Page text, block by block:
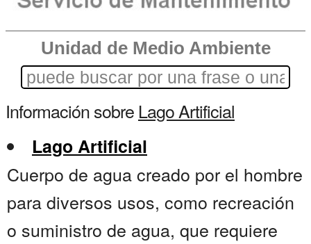
Unidad de Medio Ambiente
Información sobre Lago Artificial
Lago Artificial
Cuerpo de agua creado por el hombre
para diversos usos, como recreación
o suministro de agua, que requiere